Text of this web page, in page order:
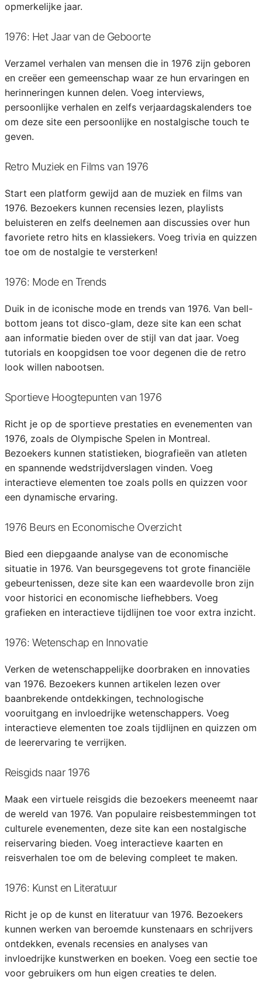
opmerkelijke jaar.
1976: Het Jaar van de Geboorte
Verzamel verhalen van mensen die in 1976 zijn geboren
en creëer een gemeenschap waar ze hun ervaringen en
herinneringen kunnen delen. Voeg interviews,
persoonlijke verhalen en zelfs verjaardagskalenders toe
om deze site een persoonlijke en nostalgische touch te
geven.
Retro Muziek en Films van 1976
Start een platform gewijd aan de muziek en films van
1976. Bezoekers kunnen recensies lezen, playlists
beluisteren en zelfs deelnemen aan discussies over hun
favoriete retro hits en klassiekers. Voeg trivia en quizzen
toe om de nostalgie te versterken!
1976: Mode en Trends
Duik in de iconische mode en trends van 1976. Van bell-
bottom jeans tot disco-glam, deze site kan een schat
aan informatie bieden over de stijl van dat jaar. Voeg
tutorials en koopgidsen toe voor degenen die de retro
look willen nabootsen.
Sportieve Hoogtepunten van 1976
Richt je op de sportieve prestaties en evenementen van
1976, zoals de Olympische Spelen in Montreal.
Bezoekers kunnen statistieken, biografieën van atleten
en spannende wedstrijdverslagen vinden. Voeg
interactieve elementen toe zoals polls en quizzen voor
een dynamische ervaring.
1976 Beurs en Economische Overzicht
Bied een diepgaande analyse van de economische
situatie in 1976. Van beursgegevens tot grote financiële
gebeurtenissen, deze site kan een waardevolle bron zijn
voor historici en economische liefhebbers. Voeg
grafieken en interactieve tijdlijnen toe voor extra inzicht.
1976: Wetenschap en Innovatie
Verken de wetenschappelijke doorbraken en innovaties
van 1976. Bezoekers kunnen artikelen lezen over
baanbrekende ontdekkingen, technologische
vooruitgang en invloedrijke wetenschappers. Voeg
interactieve elementen toe zoals tijdlijnen en quizzen om
de leerervaring te verrijken.
Reisgids naar 1976
Maak een virtuele reisgids die bezoekers meeneemt naar
de wereld van 1976. Van populaire reisbestemmingen tot
culturele evenementen, deze site kan een nostalgische
reiservaring bieden. Voeg interactieve kaarten en
reisverhalen toe om de beleving compleet te maken.
1976: Kunst en Literatuur
Richt je op de kunst en literatuur van 1976. Bezoekers
kunnen werken van beroemde kunstenaars en schrijvers
ontdekken, evenals recensies en analyses van
invloedrijke kunstwerken en boeken. Voeg een sectie toe
voor gebruikers om hun eigen creaties te delen.